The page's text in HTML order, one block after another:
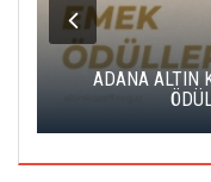
ADANA ALTIN